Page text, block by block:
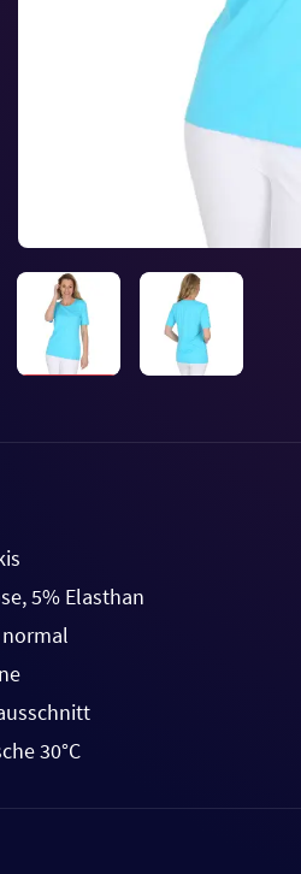
5% Elasthan
normal
30°C